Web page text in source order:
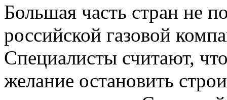
Большая часть стран не
российской газовой
Специалисты считают,
желание остановить